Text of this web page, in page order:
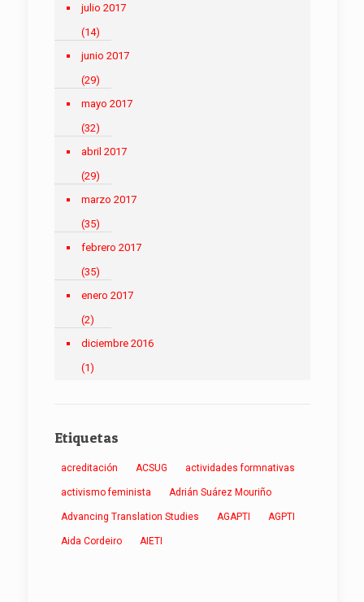
julio 2017
(14)
junio 2017
(29)
mayo 2017
(32)
abril 2017
(29)
marzo 2017
(35)
febrero 2017
(35)
enero 2017
(2)
diciembre 2016
(1)
Etiquetas
acreditación ACSUG actividades formnativas
activismo feminista Adrián Suárez Mouriño
Advancing Translation Studies AGAPTI AGPTI
Aida Cordeiro AIETI